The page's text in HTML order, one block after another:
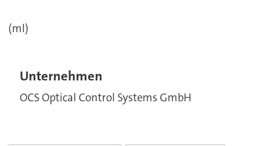
(ml)
Unternehmen
OCS Optical Control Systems GmbH